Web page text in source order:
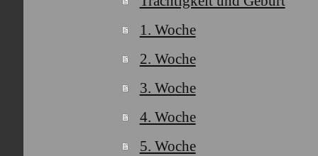
1. Woche
2. Woche
3. Woche
4. Woche
5. Woche